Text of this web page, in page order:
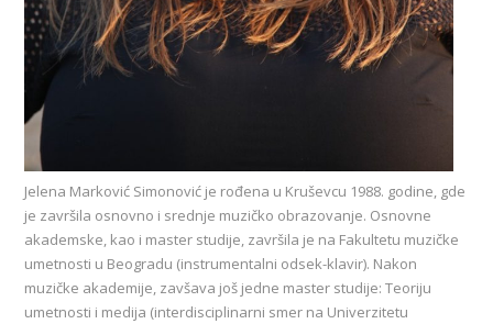
Jelena Marković Simonović je rođena u Kruševcu 1988. godine, gde
je završila osnovno i srednje muzičko obrazovanje. Osnovne
akademske, kao i master studije, završila je na Fakultetu muzičke
umetnosti u Beogradu (instrumentalni odsek-klavir). Nakon
muzičke akademije, zavšava još jedne master studije: Teoriju
umetnosti i medija (interdisciplinarni smer na Univerzitetu